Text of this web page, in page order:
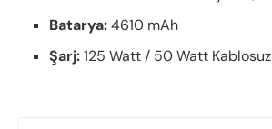
Batarya:4610 mAh
Şarj:125 Watt / 50 Watt Kablosuz